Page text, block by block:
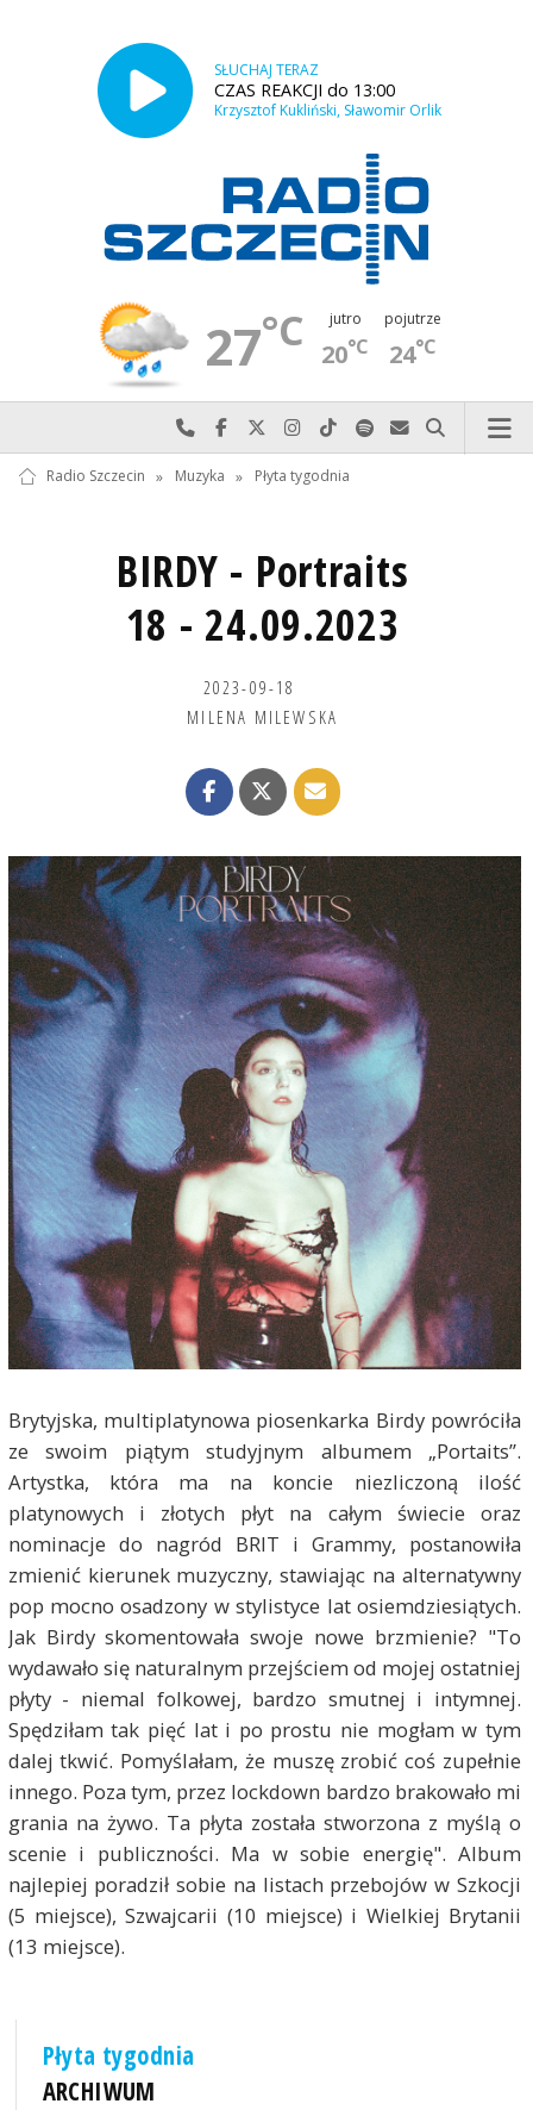
SŁUCHAJ TERAZ
CZAS REAKCJI do 13:00
Krzysztof Kukliński, Sławomir Orlik
27°C jutro
20°C
pojutrze
24°C
Najlepiej po prostu do nas zadzwoń
Odwiedź nas na Facebook-u
Odwiedź nas na X
Odwiedź nas na Instagram-ie
Odwiedź nas na TikTok-u
Szukaj nas na Spotify
Wyślij do nas
Szukaj
Radio Szczecin » Muzyka » Płyta tygodnia
BIRDY - Portraits
18 - 24.09.2023
2023-09-18
MILENA MILEWSKA
Brytyjska, multiplatynowa piosenkarka Birdy powróciła
ze swoim piątym studyjnym albumem „Portaits”.
Artystka, która ma na koncie niezliczoną ilość
platynowych i złotych płyt na całym świecie oraz
nominacje do nagród BRIT i Grammy, postanowiła
zmienić kierunek muzyczny, stawiając na alternatywny
pop mocno osadzony w stylistyce lat osiemdziesiątych.
Jak Birdy skomentowała swoje nowe brzmienie? "To
wydawało się naturalnym przejściem od mojej ostatniej
płyty - niemal folkowej, bardzo smutnej i intymnej.
Spędziłam tak pięć lat i po prostu nie mogłam w tym
dalej tkwić. Pomyślałam, że muszę zrobić coś zupełnie
innego. Poza tym, przez lockdown bardzo brakowało mi
grania na żywo. Ta płyta została stworzona z myślą o
scenie i publiczności. Ma w sobie energię". Album
najlepiej poradził sobie na listach przebojów w Szkocji
(5 miejsce), Szwajcarii (10 miejsce) i Wielkiej Brytanii
(13 miejsce).
Płyta tygodnia
ARCHIWUM